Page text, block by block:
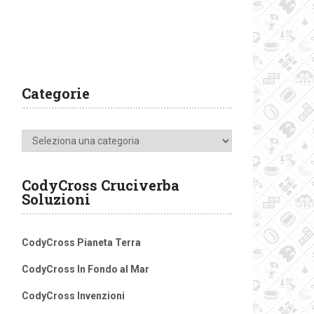
Categorie
Categorie
CodyCross Cruciverba
Soluzioni
CodyCross Pianeta Terra
CodyCross In Fondo al Mar
CodyCross Invenzioni